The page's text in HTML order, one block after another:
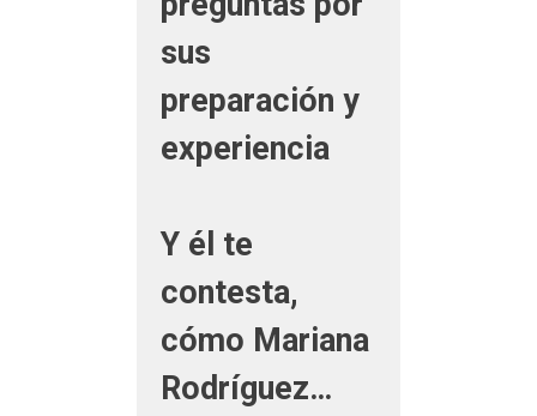
sus
preparación y
experiencia
Y él te
contesta,
cómo Mariana
Rodríguez…